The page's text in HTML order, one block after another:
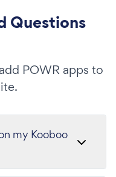
Questions
POWR apps to
my Kooboo